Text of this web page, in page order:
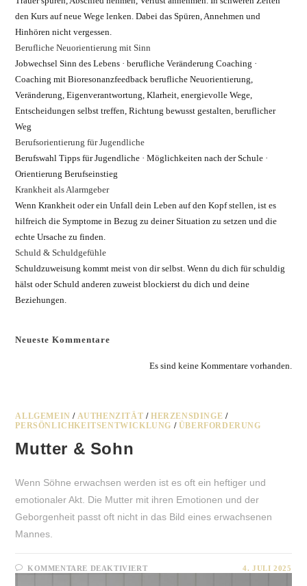
den Kurs auf neue Wege lenken. Dabei das Spüren, Annehmen und
Hinhören nicht vergessen.
Berufliche Neuorientierung mit Sinn
Jobwechsel Sinn des Lebens · berufliche Veränderung Coaching ·
Coaching mit Bioresonanzfeedback berufliche Neuorientierung,
Veränderung, Eigenverantwortung, Klarheit, energievolle Wege,
Entscheidungen selbst treffen, Richtung bewusst gestalten, beruflicher
Weg
Berufsorientierung für Jugendliche
Berufswahl Tipps für Jugendliche · Möglichkeiten nach der Schule ·
Orientierung Berufseinstieg
Krankheit als Alarmgeber
Wenn Krankheit oder ein Unfall dein Leben auf den Kopf stellen, ist es
hilfreich die Symptome in Bezug zu deiner Situation zu setzen und die
echte Ursache zu finden.
Schuld & Schuldgefühle
Schuldzuweisung kommt meist von dir selbst. Wenn du dich für schuldig
hälst oder Schuld anderen zuweist blockierst du dich und deine
Beziehungen.
Neueste Kommentare
Es sind keine Kommentare vorhanden.
ALLGEMEIN / AUTHENZITÄT /HERZENSDINGE /
PERSÖNLICHKEITSENTWICKLUNG / ÜBERFORDERUNG
Mutter & Sohn
Wenn Söhne erwachsen werden ist es oft ein heftiger und
emotionaler Akt. Die Mutter mit ihren Emotionen und der
Geborgenheit passt oft nicht in das Bild eines erwachsenen
Mannes.
KOMMENTARE DEAKTIVIERTFÜR
4. JULI 2025